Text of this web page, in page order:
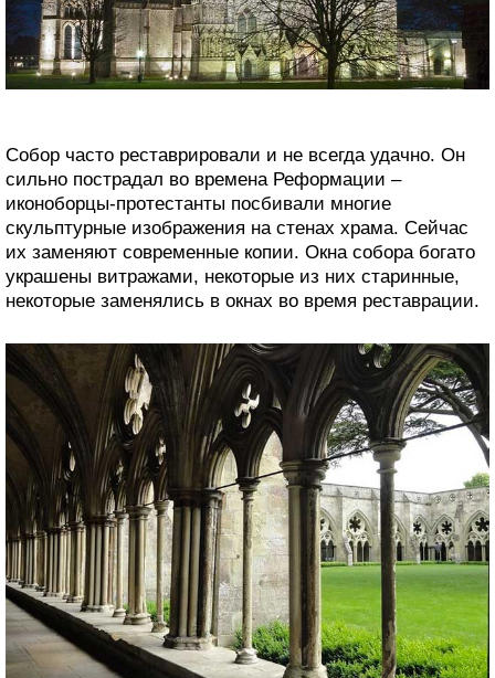
Собор часто реставрировали и не всегда удачно. Он
сильно пострадал во времена Реформации –
иконоборцы-протестанты посбивали многие
скульптурные изображения на стенах храма. Сейчас
их заменяют современные копии. Окна собора богато
украшены витражами, некоторые из них старинные,
некоторые заменялись в окнах во время реставрации.